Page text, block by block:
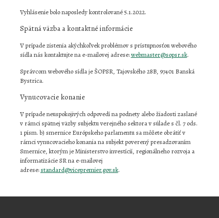
Vyhlásenie bolo naposledy kontrolované 5.1.2022.
Spätná väzba a kontaktné informácie
V prípade zistenia akýchkoľvek problémov s prístupnosťou webového
sídla nás kontaktujte na e-mailovej adrese:webmaster@sopsr.sk.
Správcom webového sídla je ŠOPSR, Tajovského 28B, 97401 Banská
Bystrica.
Vynucovacie konanie
V prípade neuspokojivých odpovedí na podnety alebo žiadosti zaslané
v rámci spätnej väzby subjektu verejného sektora v súlade s čl. 7 ods.
1 písm. b) smernice Európskeho parlamentu sa môžete obrátiť v
rámci vynucovacieho konania na subjekt poverený presadzovaním
Smernice, ktorým je Ministerstvo investícií, regionálneho rozvoja a
informatizácie SR na e-mailovej
adrese:standard@vicepremier.gov.sk.